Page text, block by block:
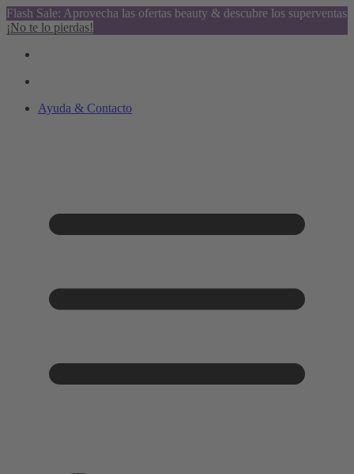
Flash Sale: Aprovecha las ofertas beauty & descubre los superventas
¡No te lo pierdas!
Ayuda & Contacto